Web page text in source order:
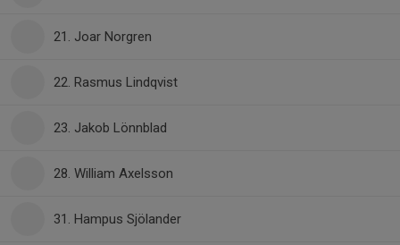
21. Joar Norgren
22. Rasmus Lindqvist
23. Jakob Lönnblad
28. William Axelsson
31. Hampus Sjölander